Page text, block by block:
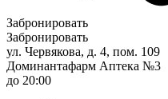
Забронировать
Забронировать
ул. Червякова, д. 4, пом. 109
Доминантафарм Аптека №3
до 20:00